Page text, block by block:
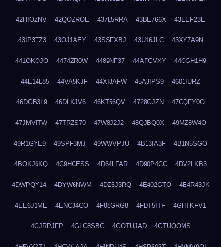
42HIOZNV 42QOZROE 437L5RRA 43BE766X 43EEF23E
43IP3TZ3 43OJ1AEY 43SSFXBJ 43U16JLC 43XY7A9N
441OKOJO 4474ZR0W 4489NF37 44AFGVXY 44CGH1H9
44E14L85 44VA5KJF 44XI8AFW 45A3IPS9 4601IURZ
46DGB3L9 46DLKJV6 46KT56QV 4728GJZN 47CQFY0O
47JMVITW 47TRZS70 47W8J2J2 48QJBQ0X 49MZ8W4O
49R1GYE9 49SPF3MJ 49WWVPJU 4B13IA3F 4B1N5SGO
4BOKJ6KQ 4C9HCESS 4D64LFAR 4D90P4CC 4DV2LKB3
4DWPQY14 4DYW6NWM 4DZ5J3RQ 4E402GTO 4E4R43JK
4EE6J1ME 4ENC34CO 4F88GRG8 4FDT5ITF 4GHTKFV1
4GJRPJFP 4GLC8SBG 4GOTUJAD 4GTUQOMS